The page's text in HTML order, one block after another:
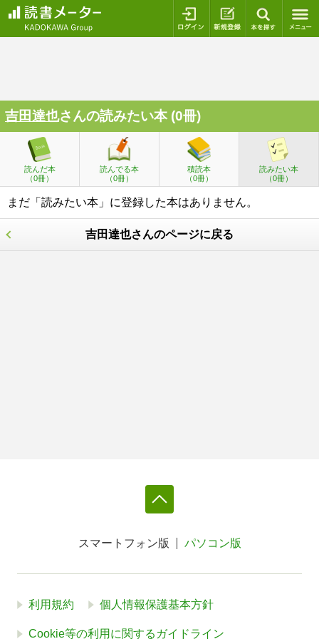
ログイン 新規登録
吉田達也さんの読みたい本 (0冊)
読んだ本
（0冊）
読んでる本
（0冊）
積読本
（0冊）
読みたい本
（0冊）
まだ「読みたい本」に登録した本はありません。
吉田達也さんのページに戻る
スマートフォン版 パソコン版
利用規約 個人情報保護基本方針
Cookie等の利用に関するガイドライン